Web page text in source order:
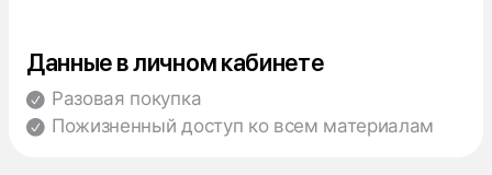
Данные в личном кабинете
Разовая покупка
Пожизненный доступ ко всем материалам